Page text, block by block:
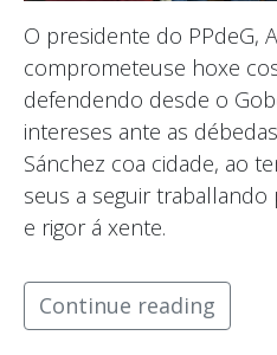
O presidente do PPdeG,
comprometeuse hoxe
defendendo desde o
intereses ante as
Sánchez coa cidade, ao
seus a seguir
e rigor á xente.
Continue reading